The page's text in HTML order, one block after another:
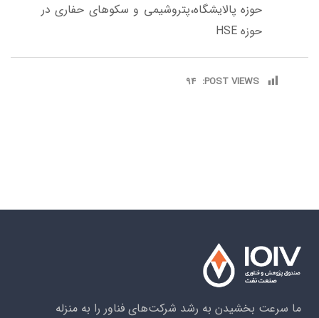
حوزه پالایشگاه،پتروشیمی و سکوهای حفاری در
حوزه HSE
POST VIEWS:
94
ما سرعت بخشیدن به رشد شرکت‌های فناور را به منزله